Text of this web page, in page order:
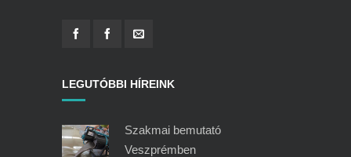
LEGUTÓBBI HÍREINK
Szakmai bemutató
Veszprémben